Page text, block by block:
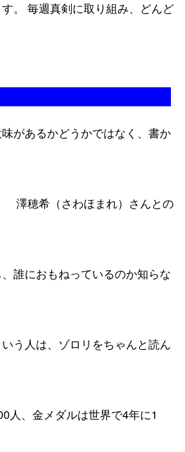
。 毎週真剣に取り組み、どんど
があるかどうかではなく、書か
澤穂希（さわほまれ）さんとの
誰におもねっているのか知らな
う人は、ゾロリをちゃんと読ん
人、金メダルは世界で4年に1